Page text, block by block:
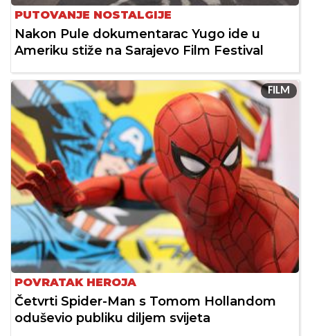
PUTOVANJE NOSTALGIJE
Nakon Pule dokumentarac Yugo ide u
Ameriku stiže na Sarajevo Film Festival
FILM
POVRATAK HEROJA
Četvrti Spider-Man s Tomom Hollandom
oduševio publiku diljem svijeta